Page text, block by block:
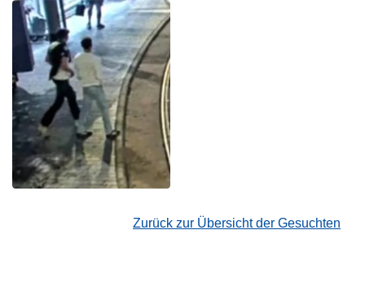
Zurück zur Übersicht der Gesuchten